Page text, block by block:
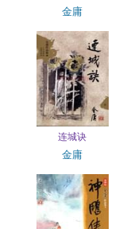
金庸
连城诀
金庸